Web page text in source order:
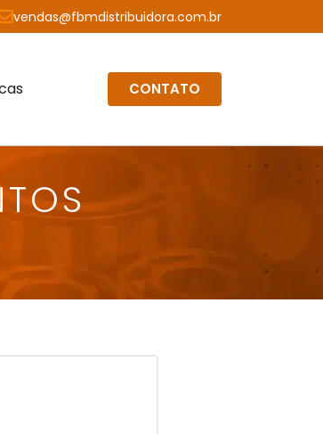
vendas@fbmdistribuidora.com.br
CONTATO